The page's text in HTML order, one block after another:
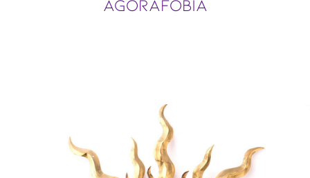
AGORAFOBIA